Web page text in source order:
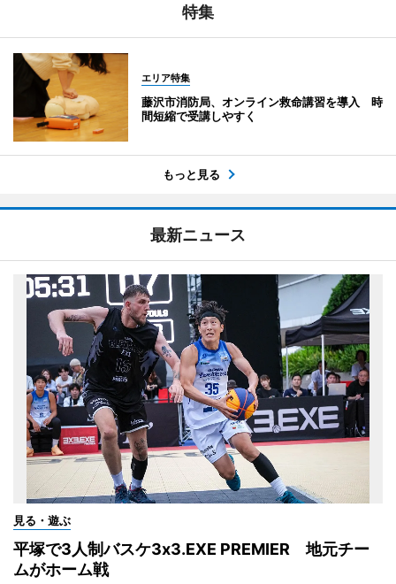
特集
エリア特集
藤沢市消防局、オンライン救命講習を導入 時
間短縮で受講しやすく
もっと見る
最新ニュース
見る・遊ぶ
平塚で3人制バスケ3x3.EXE PREMIER 地元チー
ムがホーム戦